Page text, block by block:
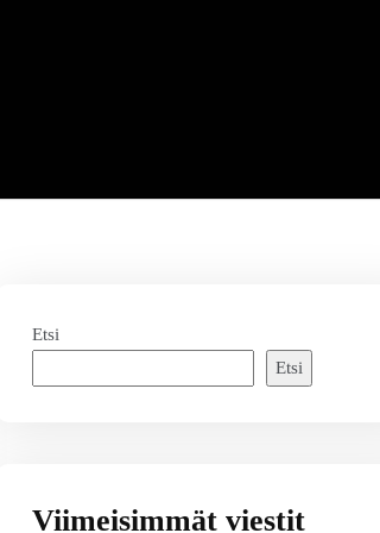
Etsi
Etsi
Viimeisimmät viestit